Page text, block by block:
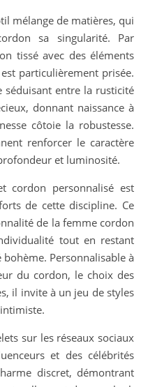
mélange de matières, qui
sa singularité. Par
tissé avec des éléments
particulièrement prisée.
séduisant entre la rusticité
donnant naissance à
côtoie la robustesse.
renforcer le caractère
et luminosité.
cordon personnalisé est
de cette discipline. Ce
de la femme cordon
tout en restant
Personnalisable à
du cordon, le choix des
il invite à un jeu de styles
sur les réseaux sociaux
et des célébrités
discret, démontrant